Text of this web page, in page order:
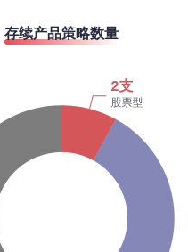
存续产品策略数量